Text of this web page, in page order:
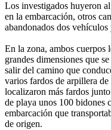
Los investigados huyeron
en la embarcación, otros
abandonados dos vehículos
En la zona, ambos cuerpos
grandes dimensiones que
salir del camino que
varios fardos de arpillera
localizaron más fardos
de playa unos 100 bidones
embarcación que
de origen.